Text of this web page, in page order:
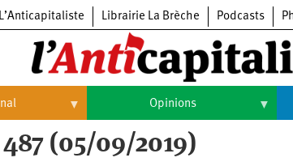
L’Anticapitaliste Librairie La Brèche Podcasts
Opinions
Opinions
(05/09/2019)